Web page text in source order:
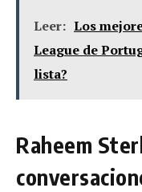
Leer: Los
League de
lista?
Raheem